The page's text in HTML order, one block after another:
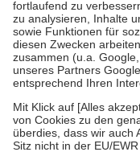
Diese Regeln gelten
Bei Heilmitteln und
Zuzahlung zehn Prozent
Verordnung.
Um das Engagement der
stärken und die
fallenkeine Zuzahlungen
• Kindern und
mit Ausnahme der